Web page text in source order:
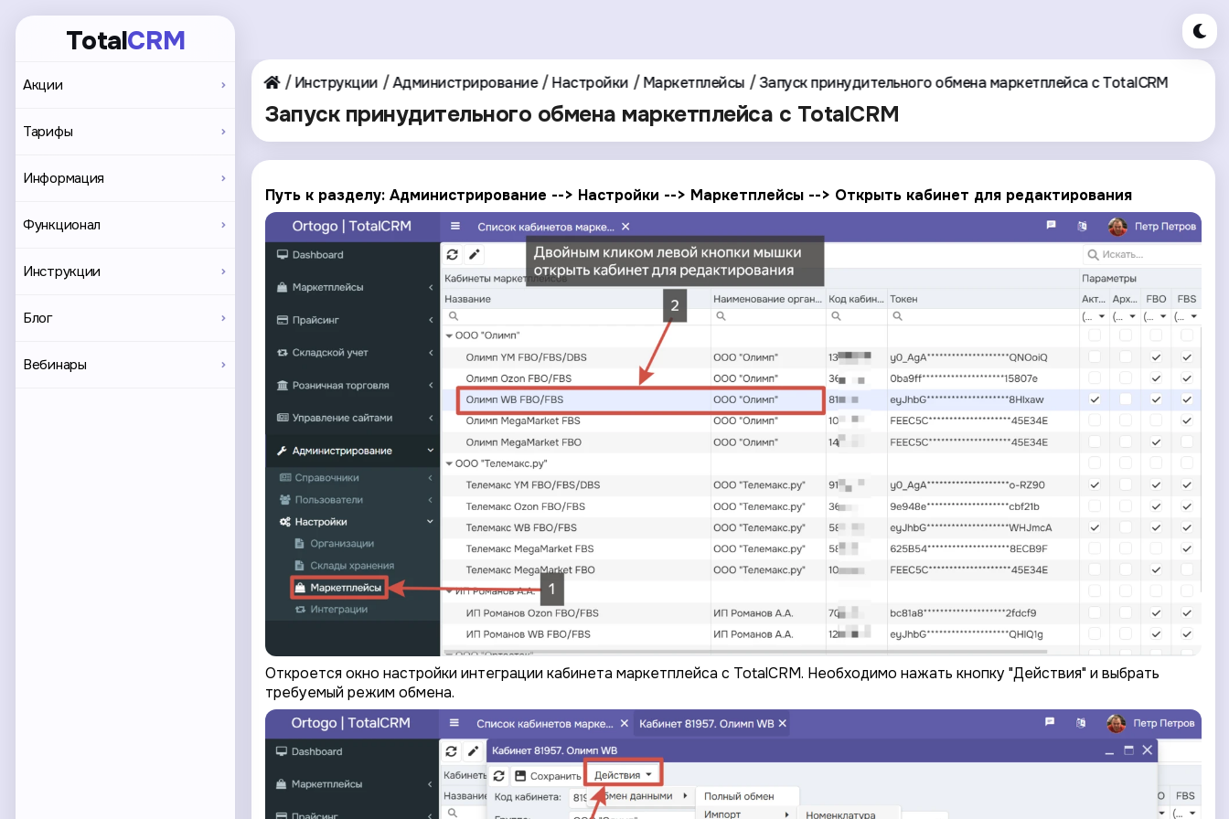
TotalCRM
Акции
Тарифы
Информация
Функционал
Инструкции
Блог
Вебинары
Инструкции Администрирование Настройки Маркетплейсы Запуск принудительного обмена маркетплейса с TotalCRM
Запуск принудительного обмена маркетплейса с TotalCRM
Путь к разделу: Администрирование --> Настройки --> Маркетплейсы --> Открыть кабинет для редактирования
Откроется окно настройки интеграции кабинета маркетплейса с TotalCRM. Необходимо нажать кнопку "Действия" и выбрать
требуемый режим обмена.